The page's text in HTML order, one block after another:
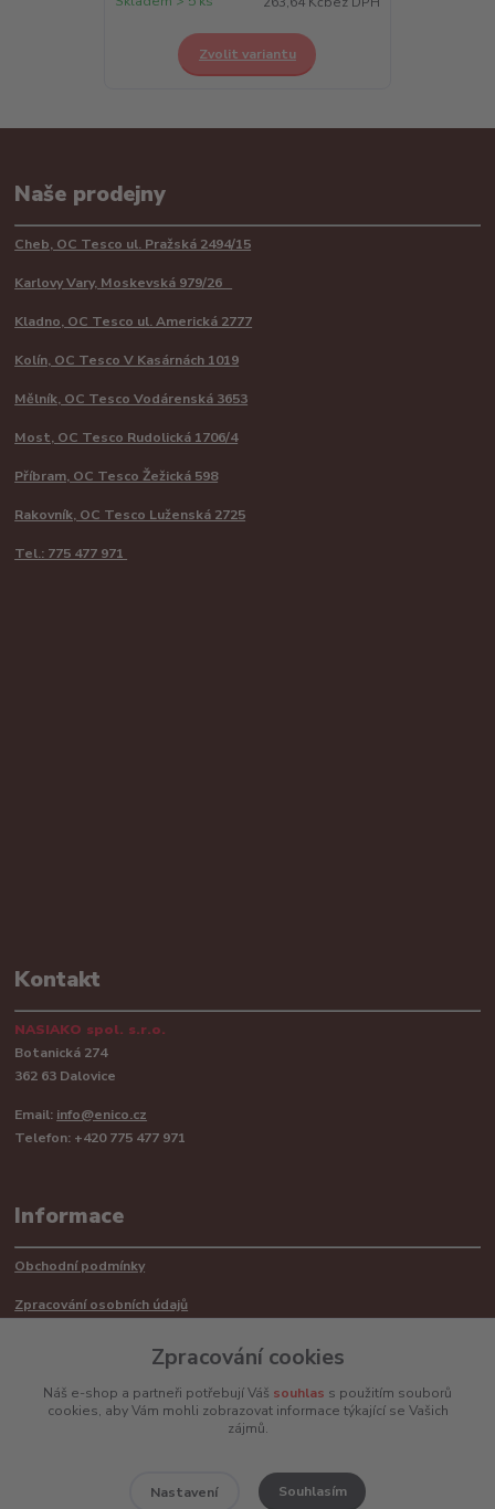
Zvolit variantu
Naše prodejny
Cheb, OC Tesco ul. Pražská 2494/15
Karlovy Vary, Moskevská 979/26
Kladno, OC Tesco ul. Americká 2777
Kolín, OC Tesco V Kasárnách 1019
Mělník, OC Tesco Vodárenská 3653
Most, OC Tesco Rudolická 1706/4
Příbram, OC Tesco Žežická 598
Rakovník, OC Tesco Luženská 2725
Tel.: 775 477 971
Kontakt
NASIAKO spol. s.r.o.
Botanická 274
362 63 Dalovice
Email: info@enico.cz
Telefon: +420 775 477 971
Informace
Obchodní podmínky
Zpracování osobních údajů
Mimosoudní řešení sporů ADR
Zpracování cookies
Náš e-shop a partneři potřebují Váš souhlas s použitím souborů
cookies, aby Vám mohli zobrazovat informace týkající se Vašich
zájmů.
Nastavení Souhlasím